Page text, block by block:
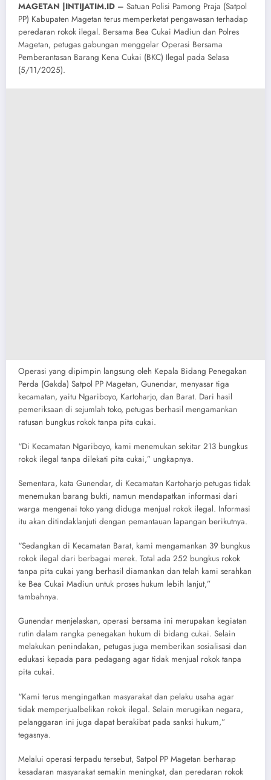
MAGETAN |INTIJATIM.ID – Satuan Polisi Pamong Praja (Satpol
PP) Kabupaten Magetan terus memperketat pengawasan terhadap
peredaran rokok ilegal. Bersama Bea Cukai Madiun dan Polres
Magetan, petugas gabungan menggelar Operasi Bersama
Pemberantasan Barang Kena Cukai (BKC) Ilegal pada Selasa
(5/11/2025).
Operasi yang dipimpin langsung oleh Kepala Bidang Penegakan
Perda (Gakda) Satpol PP Magetan, Gunendar, menyasar tiga
kecamatan, yaitu Ngariboyo, Kartoharjo, dan Barat. Dari hasil
pemeriksaan di sejumlah toko, petugas berhasil mengamankan
ratusan bungkus rokok tanpa pita cukai.
“Di Kecamatan Ngariboyo, kami menemukan sekitar 213 bungkus
rokok ilegal tanpa dilekati pita cukai,” ungkapnya.
Sementara, kata Gunendar, di Kecamatan Kartoharjo petugas tidak
menemukan barang bukti, namun mendapatkan informasi dari
warga mengenai toko yang diduga menjual rokok ilegal. Informasi
itu akan ditindaklanjuti dengan pemantauan lapangan berikutnya.
“Sedangkan di Kecamatan Barat, kami mengamankan 39 bungkus
rokok ilegal dari berbagai merek. Total ada 252 bungkus rokok
tanpa pita cukai yang berhasil diamankan dan telah kami serahkan
ke Bea Cukai Madiun untuk proses hukum lebih lanjut,”
tambahnya.
Gunendar menjelaskan, operasi bersama ini merupakan kegiatan
rutin dalam rangka penegakan hukum di bidang cukai. Selain
melakukan penindakan, petugas juga memberikan sosialisasi dan
edukasi kepada para pedagang agar tidak menjual rokok tanpa
pita cukai.
“Kami terus mengingatkan masyarakat dan pelaku usaha agar
tidak memperjualbelikan rokok ilegal. Selain merugikan negara,
pelanggaran ini juga dapat berakibat pada sanksi hukum,”
tegasnya.
Melalui operasi terpadu tersebut, Satpol PP Magetan berharap
kesadaran masyarakat semakin meningkat, dan peredaran rokok